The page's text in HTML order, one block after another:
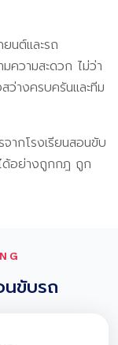
นต์และรถ
ความสะดวก ไม่ว่า
ว่างครบครันและทีม
ากโรงเรียนสอนขับ
ด้อย่างถูกกฎ ถูก
ขับรถ